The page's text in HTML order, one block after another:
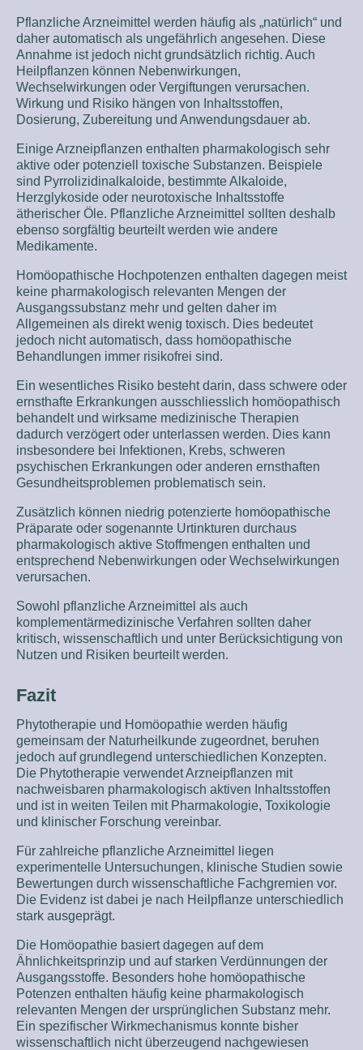
Pflanzliche Arzneimittel werden häufig als „natürlich“ und
daher automatisch als ungefährlich angesehen. Diese
Annahme ist jedoch nicht grundsätzlich richtig. Auch
Heilpflanzen können Nebenwirkungen,
Wechselwirkungen oder Vergiftungen verursachen.
Wirkung und Risiko hängen von Inhaltsstoffen,
Dosierung, Zubereitung und Anwendungsdauer ab.
Einige Arzneipflanzen enthalten pharmakologisch sehr
aktive oder potenziell toxische Substanzen. Beispiele
sind Pyrrolizidinalkaloide, bestimmte Alkaloide,
Herzglykoside oder neurotoxische Inhaltsstoffe
ätherischer Öle. Pflanzliche Arzneimittel sollten deshalb
ebenso sorgfältig beurteilt werden wie andere
Medikamente.
Homöopathische Hochpotenzen enthalten dagegen meist
keine pharmakologisch relevanten Mengen der
Ausgangssubstanz mehr und gelten daher im
Allgemeinen als direkt wenig toxisch. Dies bedeutet
jedoch nicht automatisch, dass homöopathische
Behandlungen immer risikofrei sind.
Ein wesentliches Risiko besteht darin, dass schwere oder
ernsthafte Erkrankungen ausschliesslich homöopathisch
behandelt und wirksame medizinische Therapien
dadurch verzögert oder unterlassen werden. Dies kann
insbesondere bei Infektionen, Krebs, schweren
psychischen Erkrankungen oder anderen ernsthaften
Gesundheitsproblemen problematisch sein.
Zusätzlich können niedrig potenzierte homöopathische
Präparate oder sogenannte Urtinkturen durchaus
pharmakologisch aktive Stoffmengen enthalten und
entsprechend Nebenwirkungen oder Wechselwirkungen
verursachen.
Sowohl pflanzliche Arzneimittel als auch
komplementärmedizinische Verfahren sollten daher
kritisch, wissenschaftlich und unter Berücksichtigung von
Nutzen und Risiken beurteilt werden.
Fazit
Phytotherapie und Homöopathie werden häufig
gemeinsam der Naturheilkunde zugeordnet, beruhen
jedoch auf grundlegend unterschiedlichen Konzepten.
Die Phytotherapie verwendet Arzneipflanzen mit
nachweisbaren pharmakologisch aktiven Inhaltsstoffen
und ist in weiten Teilen mit Pharmakologie, Toxikologie
und klinischer Forschung vereinbar.
Für zahlreiche pflanzliche Arzneimittel liegen
experimentelle Untersuchungen, klinische Studien sowie
Bewertungen durch wissenschaftliche Fachgremien vor.
Die Evidenz ist dabei je nach Heilpflanze unterschiedlich
stark ausgeprägt.
Die Homöopathie basiert dagegen auf dem
Ähnlichkeitsprinzip und auf starken Verdünnungen der
Ausgangsstoffe. Besonders hohe homöopathische
Potenzen enthalten häufig keine pharmakologisch
relevanten Mengen der ursprünglichen Substanz mehr.
Ein spezifischer Wirkmechanismus konnte bisher
wissenschaftlich nicht überzeugend nachgewiesen